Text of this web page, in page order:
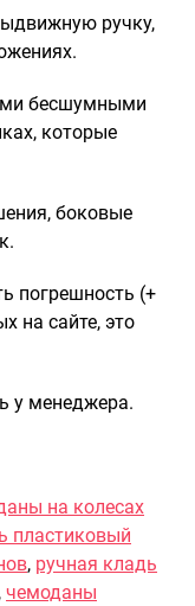
ручку,
бесшумными
которые
боковые
погрешность (+
на сайте, это
у менеджера.
на колесах
пластиковый
, ручная кладь
, чемоданы